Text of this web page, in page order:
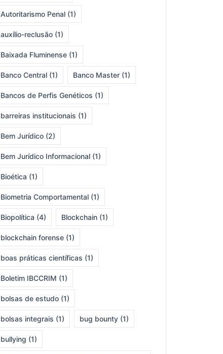
Autoritarismo Penal(1)
auxílio-reclusão(1)
Baixada Fluminense(1)
Banco Central(1) Banco Master(1)
Bancos de Perfis Genéticos (1)
barreiras institucionais (1)
Bem Jurídico(2)
Bem Jurídico Informacional(1)
Bioética (1)
Biometria Comportamental(1)
Biopolítica (4) Blockchain(1)
blockchain forense(1)
boas práticas científicas (1)
Boletim IBCCRIM (1)
bolsas de estudo(1)
bolsas integrais (1) bug bounty(1)
bullying (1)